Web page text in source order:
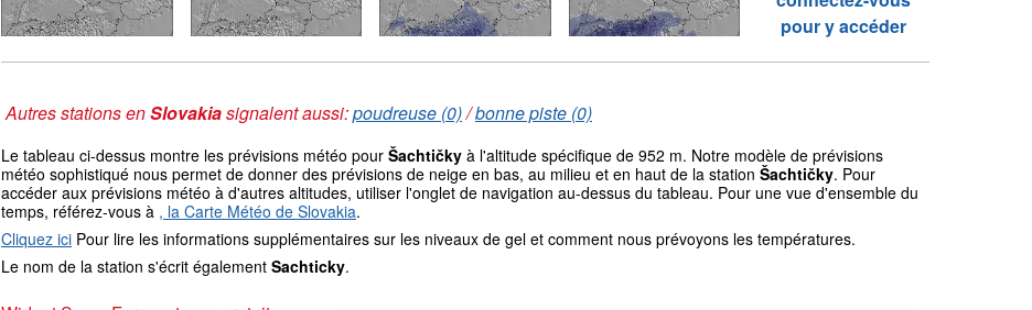
pour y accéder
Autres stations enSlovakiasignalent aussi:poudreuse (0)/bonne piste (0)
Le tableau ci-dessus montre les prévisions météo pour Šachtičky à l'altitude spécifique de 952 m. Notre modèle de prévisions
météo sophistiqué nous permet de donner des prévisions de neige en bas, au milieu et en haut de la station Šachtičky. Pour
accéder aux prévisions météo à d'autres altitudes, utiliser l'onglet de navigation au-dessus du tableau. Pour une vue d'ensemble du
temps, référez-vous à , la Carte Météo de Slovakia.
Cliquez ici Pour lire les informations supplémentaires sur les niveaux de gel et comment nous prévoyons les températures.
Le nom de la station s'écrit également Sachticky.